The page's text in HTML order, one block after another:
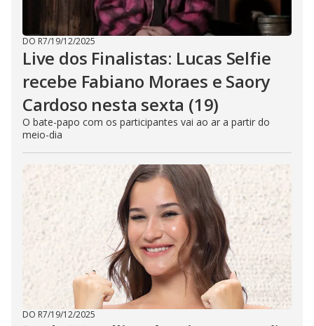
DO R7/19/12/2025
Live dos Finalistas: Lucas Selfie
recebe Fabiano Moraes e Saory
Cardoso nesta sexta (19)
O bate-papo com os participantes vai ao ar a partir do
meio-dia
DO R7/19/12/2025